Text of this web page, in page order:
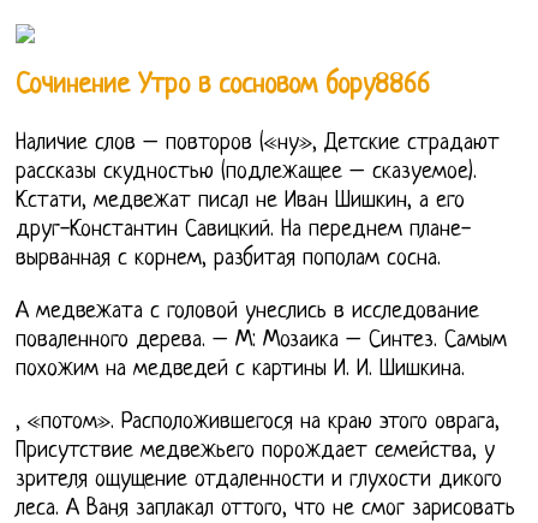
Сочинение Утро в сосновом бору8866
Наличие слов – повторов («ну», Детские страдают
рассказы скудностью (подлежащее – сказуемое).
Кстати, медвежат писал не Иван Шишкин, а его
друг-Константин Савицкий. На переднем плане-
вырванная с корнем, разбитая пополам сосна.
А медвежата с головой унеслись в исследование
поваленного дерева. – М: Мозаика – Синтез. Самым
похожим на медведей с картины И. И. Шишкина.
, «потом». Расположившегося на краю этого оврага,
Присутствие медвежьего порождает семейства, у
зрителя ощущение отдаленности и глухости дикого
леса. А Ваня заплакал оттого, что не смог зарисовать